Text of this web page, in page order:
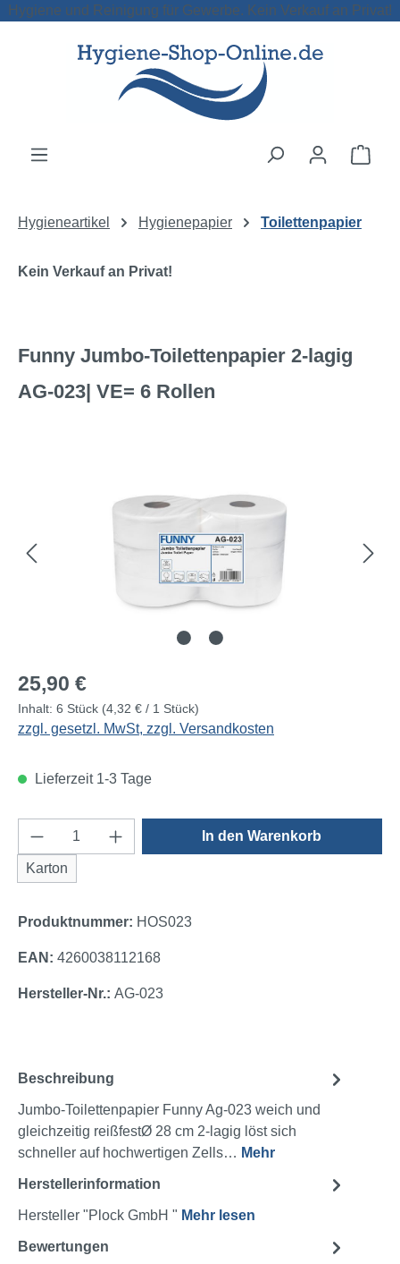
Zum Hauptinhalt springen
Hygiene und Reinigung für Gewerbe. Kein Verkauf an Privat!
Hygieneartikel Hygienepapier Toilettenpapier
Kein Verkauf an Privat!
Funny Jumbo-Toilettenpapier 2-lagig
AG-023| VE= 6 Rollen
Regulärer Preis:
25,90 €
Inhalt: 6 Stück (4,32 € / 1 Stück)
zzgl. gesetzl. MwSt, zzgl. Versandkosten
Lieferzeit 1-3 Tage
Produkt Anzahl: Gib den gewünschten
Karton
In den Warenkorb
Produktnummer: HOS023
EAN: 4260038112168
Hersteller-Nr.: AG-023
Beschreibung
Jumbo-Toilettenpapier Funny Ag-023 weich und
gleichzeitig reißfestØ 28 cm 2-lagig löst sich
schneller auf hochwertigen Zells… Mehr
Herstellerinformation
Hersteller "Plock GmbH " Mehr lesen
Bewertungen